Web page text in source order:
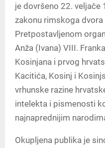
je dovršeno 22. veljače
zakonu rimskoga
Pretpostavljenom
Anža (Ivana) VIII.
Kosinjana i prvog
Kacitića, Kosinj i
vrhunske razine
intelekta i pismenosti
najnaprednijim
Okupljena publika je